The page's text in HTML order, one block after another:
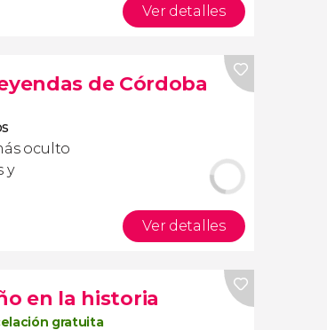
Ver detalles
de Córdoba
oculto
y
Ver detalles
en la historia
gratuita